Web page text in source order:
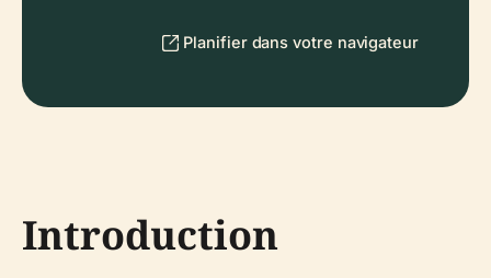
Planifier dans votre navigateur
Introduction